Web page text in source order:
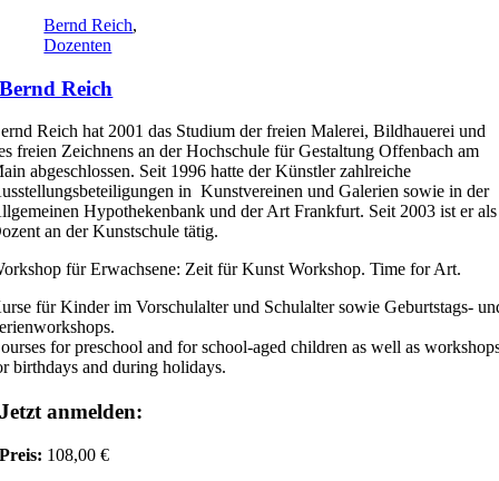
Bernd Reich,
Dozenten
Bernd Reich
Reich hat 2001 das Studium der freien Malerei, Bildhauerei und
freien Zeichnens an der Hochschule für Gestaltung Offenbach am
abgeschlossen. Seit 1996 hatte der Künstler zahlreiche
in Kunstvereinen und Galerien sowie in der
Hypothekenbank und der Art Frankfurt. Seit 2003 ist er als
an der Kunstschule tätig.
für Erwachsene: Zeit für Kunst Workshop. Time for Art.
für Kinder im Vorschulalter und Schulalter sowie Geburtstags-
for preschool and for school-aged children as well as
birthdays and during holidays.
Jetzt anmelden:
Preis: 108,00 €